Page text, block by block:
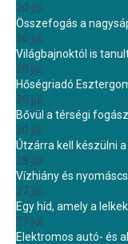
30 júl.
Összefogás a
30 júl.
Világbajnoktól is
30 júl.
Hőségriadó
30 júl.
Bővül a térségi
30 júl.
Útzárra kell készülni
28 júl.
Vízhiány és
27 júl.
Egy híd, amely a
27 júl.
Elektromos autó- és